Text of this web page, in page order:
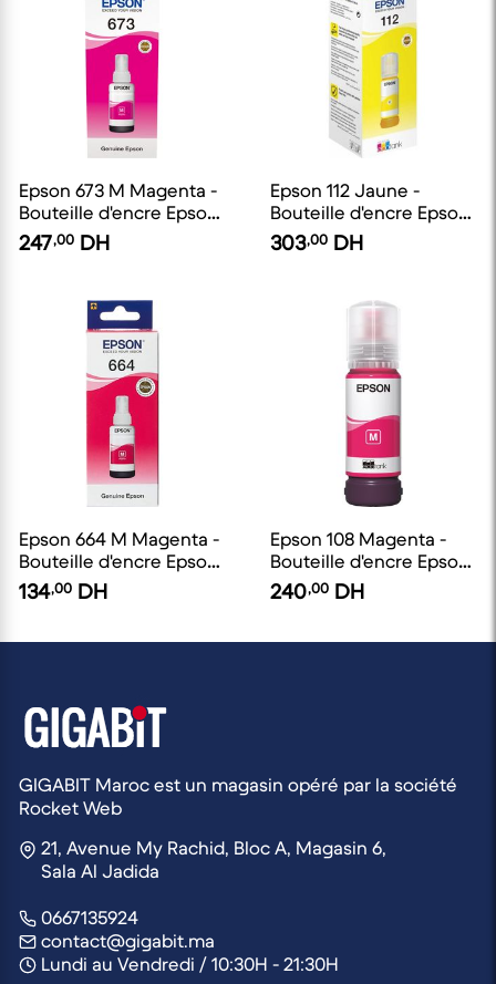
Epson 673 M Magenta -
Bouteille d'encre Epson
d'origine
247,00 DH
Epson 112 Jaune -
Bouteille d'encre Epson
EcoTank d'origine
303,00 DH
Epson 664 M Magenta -
Bouteille d'encre Epson
d'origine
134,00 DH
Epson 108 Magenta -
Bouteille d'encre Epson
EcoTank d'origine
240,00 DH
GIGABIT Maroc est un magasin opéré par la société
Rocket Web
21, Avenue My Rachid, Bloc A, Magasin 6,
Sala Al Jadida
0667135924
contact@gigabit.ma
Lundi au Vendredi / 10:30H - 21:30H